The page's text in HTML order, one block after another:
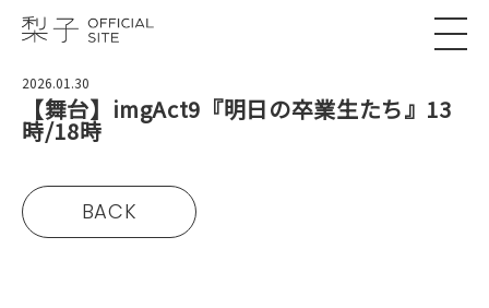
2026.01.30
【舞台】imgAct9『明日の卒業生たち』13
時/18時
BACK